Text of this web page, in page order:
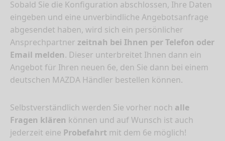
Sobald Sie die Konfiguration abschlossen, Ihre Daten
eingeben und eine unverbindliche Angebotsanfrage
abgesendet haben, wird sich ein persönlicher
Ansprechpartner zeitnah bei Ihnen per Telefon oder
Email melden. Dieser unterbreitet Ihnen dann ein
Angebot für Ihren neuen 6e, den Sie dann bei einem
deutschen MAZDA Händler bestellen können.
Selbstverständlich werden Sie vorher noch alle
Fragen klären können und auf Wunsch ist auch
jederzeit eine Probefahrt mit dem 6e möglich!